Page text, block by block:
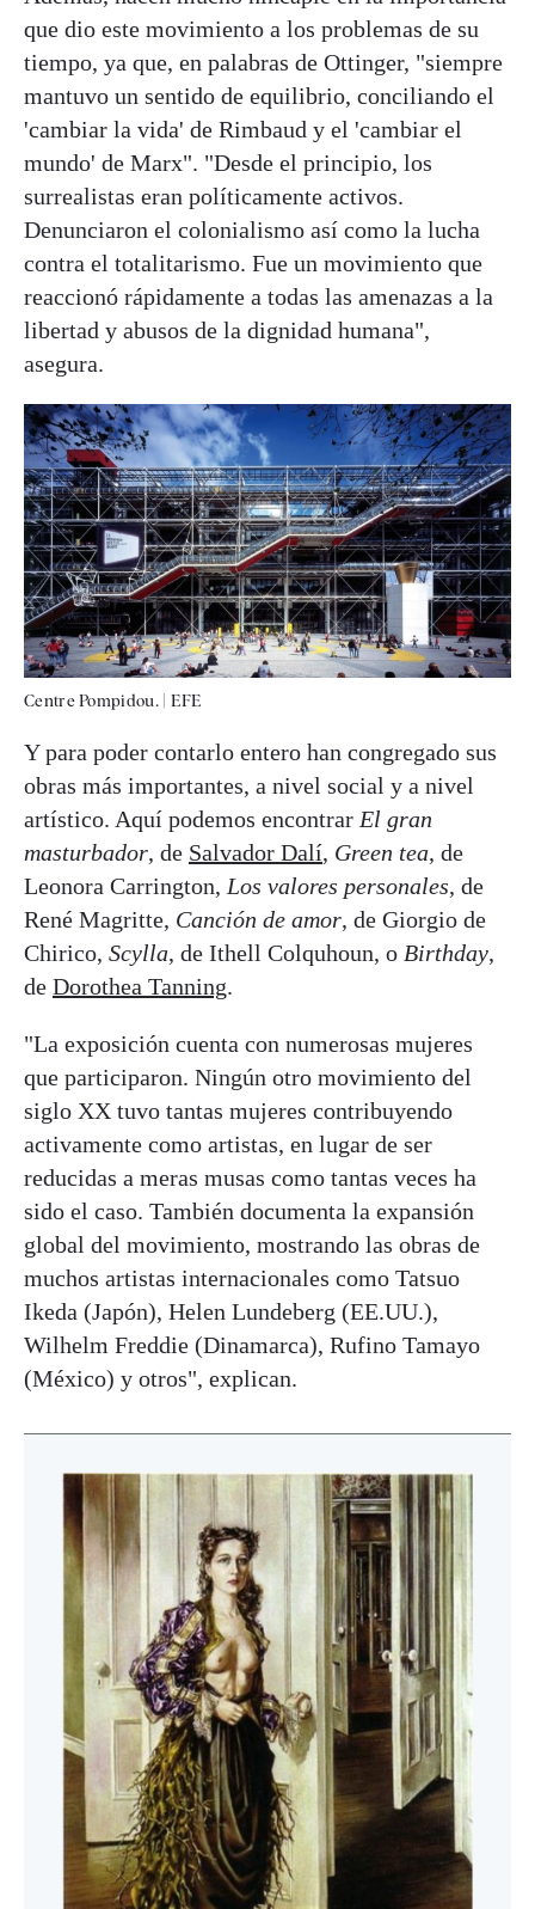
que dio este movimiento a los problemas de su
tiempo, ya que, en palabras de Ottinger, "siempre
mantuvo un sentido de equilibrio, conciliando el
'cambiar la vida' de Rimbaud y el 'cambiar el
mundo' de Marx". "Desde el principio, los
surrealistas eran políticamente activos.
Denunciaron el colonialismo así como la lucha
contra el totalitarismo. Fue un movimiento que
reaccionó rápidamente a todas las amenazas a la
libertad y abusos de la dignidad humana",
asegura.
Centre Pompidou.| EFE
Y para poder contarlo entero han congregado sus
obras más importantes, a nivel social y a nivel
artístico. Aquí podemos encontrar El gran
masturbador, de Salvador Dalí, Green tea, de
Leonora Carrington, Los valores personales, de
René Magritte, Canción de amor, de Giorgio de
Chirico, Scylla, de Ithell Colquhoun, o Birthday,
de Dorothea Tanning.
"La exposición cuenta con numerosas mujeres
que participaron. Ningún otro movimiento del
siglo XX tuvo tantas mujeres contribuyendo
activamente como artistas, en lugar de ser
reducidas a meras musas como tantas veces ha
sido el caso. También documenta la expansión
global del movimiento, mostrando las obras de
muchos artistas internacionales como Tatsuo
Ikeda (Japón), Helen Lundeberg (EE.UU.),
Wilhelm Freddie (Dinamarca), Rufino Tamayo
(México) y otros", explican.